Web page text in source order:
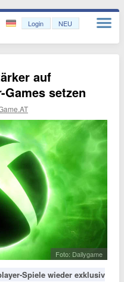
Login NEU
auf
setzen
Foto: Dailygame
Spiele wieder exklusiv